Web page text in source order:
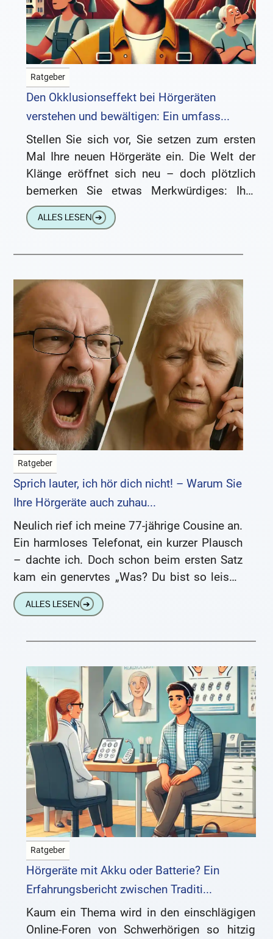
Ratgeber
Den Okklusionseffekt bei Hörgeräten
verstehen und bewältigen: Ein umfass...
Stellen Sie sich vor, Sie setzen zum ersten
Mal Ihre neuen Hörgeräte ein. Die Welt der
Klänge eröffnet sich neu – doch plötzlich
bemerken Sie etwas Merkwürdiges: Ihre
eigene Stimme
ALLES LESEN ➔
Ratgeber
Sprich lauter, ich hör dich nicht! – Warum Sie
Ihre Hörgeräte auch zuhau...
Neulich rief ich meine 77-jährige Cousine an.
Ein harmloses Telefonat, ein kurzer Plausch
– dachte ich. Doch schon beim ersten Satz
kam ein genervtes „Was? Du bist so leise!“
zurück.
ALLES LESEN ➔
Ratgeber
Hörgeräte mit Akku oder Batterie? Ein
Erfahrungsbericht zwischen Traditi...
Kaum ein Thema wird in den einschlägigen
Online-Foren von Schwerhörigen so hitzig